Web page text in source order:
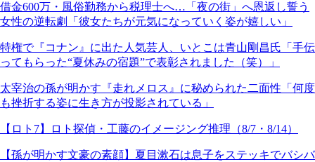
借金600万・風俗勤務から税理士へ…「夜の街」へ恩返し誓う
女性の逆転劇「彼女たちが元気になっていく姿が嬉しい」
特権で『コナン』に出た人気芸人、いとこは青山剛昌氏「手伝
ってもらった“夏休みの宿題”で表彰されました（笑）」
太宰治の孫が明かす『走れメロス』に秘められた二面性「何度
も挫折する姿に生き方が投影されている」
【ロト7】ロト探偵・工藤のイメージング推理（8/7・8/14）
【孫が明かす文豪の素顔】夏目漱石は息子をステッキでバシバ